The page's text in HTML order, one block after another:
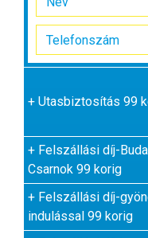
+ Utasbiztosítás 99
+ Felszállási díj-
Csarnok 99 korig
+ Felszállási díj-
indulással 99 korig